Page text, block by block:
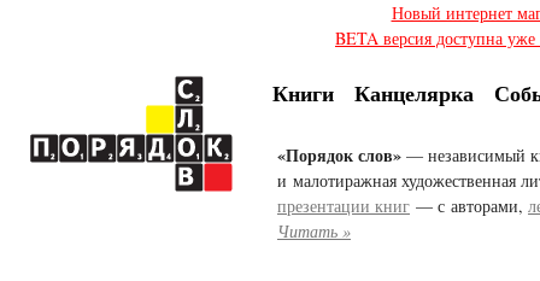
Новый интернет
BETA версия доступна
Книги Канцелярка
«Порядок слов» — независимый
и малотиражная художественная
презентации книг — с авторами,
Читать »